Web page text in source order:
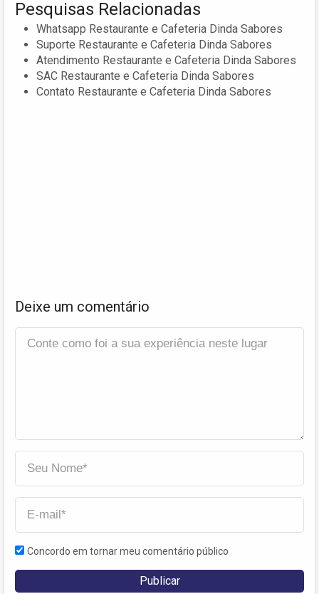
Pesquisas Relacionadas
Whatsapp Restaurante e Cafeteria Dinda Sabores
Suporte Restaurante e Cafeteria Dinda Sabores
Atendimento Restaurante e Cafeteria Dinda Sabores
SAC Restaurante e Cafeteria Dinda Sabores
Contato Restaurante e Cafeteria Dinda Sabores
Deixe um comentário
Concordo em tornar meu comentário público